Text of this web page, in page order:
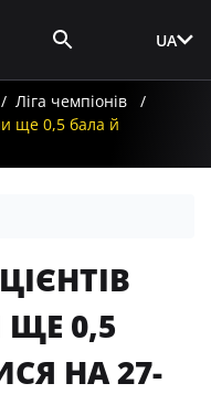
UA
Ліга чемпіонів
ще 0,5 бала й
0,5
НА 27-